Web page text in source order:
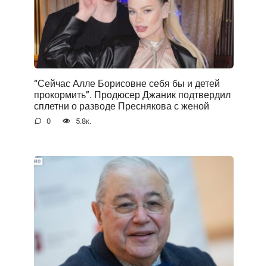
“Сейчас Алле Борисовне себя бы и детей
прокормить”. Продюсер Джаник подтвердил
сплетни о разводе Преснякова с женой
0 5.8к.